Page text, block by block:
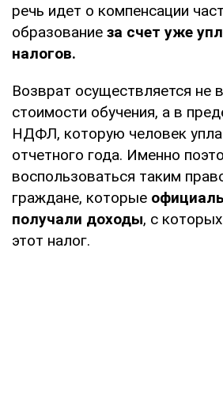
речь идет о компенсации
образование за счет уже
налогов.
Возврат осуществляется не
стоимости обучения, а в
НДФЛ, которую человек
отчетного года. Именно
воспользоваться таким
граждане, которые
получали доходы, с
этот налог.